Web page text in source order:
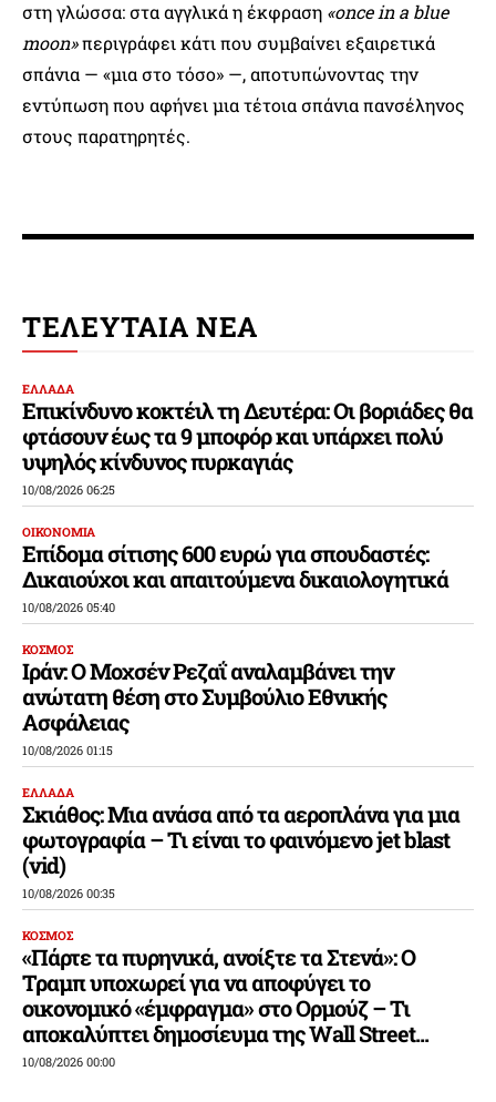
στη γλώσσα: στα αγγλικά η έκφραση «once in a blue
moon»περιγράφει κάτι που συμβαίνει εξαιρετικά
σπάνια — «μια στο τόσο» —, αποτυπώνοντας την
εντύπωση που αφήνει μια τέτοια σπάνια πανσέληνος
στους παρατηρητές.
ΤΕΛΕΥΤΑΙΑ ΝΕΑ
ΕΛΛΑΔΑ
Επικίνδυνο κοκτέιλ τη Δευτέρα: Οι βοριάδες θα
φτάσουν έως τα 9 μποφόρ και υπάρχει πολύ
υψηλός κίνδυνος πυρκαγιάς
10/08/2026 06:25
ΟΙΚΟΝΟΜΙΑ
Επίδομα σίτισης 600 ευρώ για σπουδαστές:
Δικαιούχοι και απαιτούμενα δικαιολογητικά
10/08/2026 05:40
ΚΟΣΜΟΣ
Ιράν: Ο Μοχσέν Ρεζαΐ αναλαμβάνει την
ανώτατη θέση στο Συμβούλιο Εθνικής
Ασφάλειας
10/08/2026 01:15
ΕΛΛΑΔΑ
Σκιάθος: Μια ανάσα από τα αεροπλάνα για μια
φωτογραφία – Τι είναι το φαινόμενο jet blast
(vid)
10/08/2026 00:35
ΚΟΣΜΟΣ
«Πάρτε τα πυρηνικά, ανοίξτε τα Στενά»: Ο
Τραμπ υποχωρεί για να αποφύγει το
οικονομικό «έμφραγμα» στο Ορμούζ – Τι
αποκαλύπτει δημοσίευμα της Wall Street...
10/08/2026 00:00